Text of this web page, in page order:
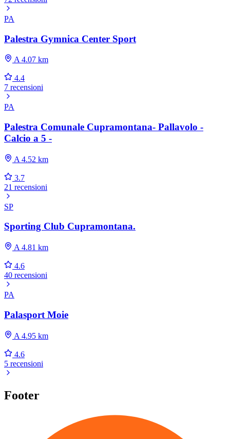
PA
Palestra Gymnica Center Sport
A 4.07 km
4.4
7 recensioni
PA
Palestra Comunale Cupramontana- Pallavolo -
Calcio a 5 -
A 4.52 km
3.7
21 recensioni
SP
Sporting Club Cupramontana.
A 4.81 km
4.6
40 recensioni
PA
Palasport Moie
A 4.95 km
4.6
5 recensioni
Footer